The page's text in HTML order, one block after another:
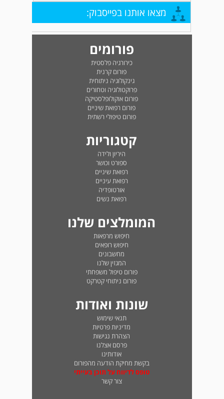
מצאו אותנו בפייסבוק:
פורומים
כירורגיה פלסטית
פורום קרנית
גינקולוגיה ניתוחית
פרוקטולוגיה וטחורים
פורום אוקולופלסטיקה
פורום רפואת שיניים
פורום טיפולי רשתית
קטגוריות
היריון ולידה
ספורט וכושר
רפואת שיניים
רפואת עיניים
אורטופדיה
רפואת נשים
המומלצים שלנו
חיפוש מרפאות
חיפוש רופאים
מחשבונים
המגזין שלנו
פורום טיפול משפחתי
פורום ניתוחי קטרקט
שונות ואודות
תנאי שימוש
מדיניות פרטיות
הצהרת נגישות
פרסם אצלנו
אודותינו
בקשת מחיקת הודעה מהפורום
טופס לדיווח על תוכן בעייתי
צור קשר